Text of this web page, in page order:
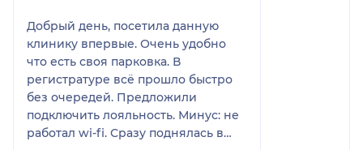
Добрый день, посетила данную
клинику впервые. Очень удобно
что есть своя парковка. В
регистратуре всё прошло быстро
без очередей. Предложили
подключить лояльность. Минус: не
работал wi-fi. Сразу поднялась в